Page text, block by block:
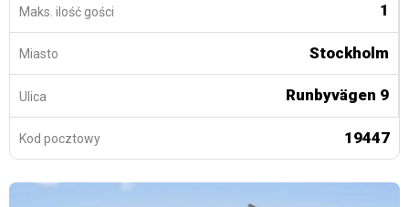
Maks. ilość gości 1
Miasto Stockholm
Ulica Runbyvägen 9
Kod pocztowy 19447